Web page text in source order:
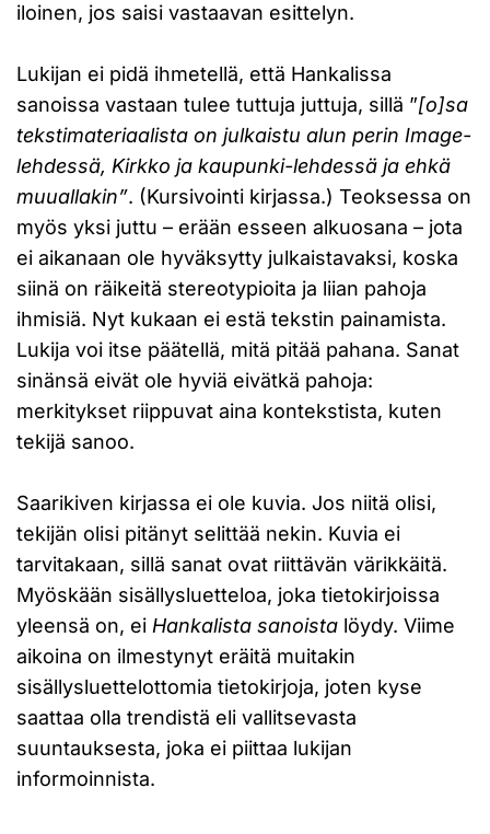
iloinen, jos saisi vastaavan esittelyn.
Lukijan ei pidä ihmetellä, että Hankalissa
sanoissa vastaan tulee tuttuja juttuja, sillä ”[o]sa
tekstimateriaalista on julkaistu alun perin Image-
lehdessä, Kirkko ja kaupunki-lehdessä ja ehkä
muuallakin”. (Kursivointi kirjassa.) Teoksessa on
myös yksi juttu – erään esseen alkuosana – jota
ei aikanaan ole hyväksytty julkaistavaksi, koska
siinä on räikeitä stereotypioita ja liian pahoja
ihmisiä. Nyt kukaan ei estä tekstin painamista.
Lukija voi itse päätellä, mitä pitää pahana. Sanat
sinänsä eivät ole hyviä eivätkä pahoja:
merkitykset riippuvat aina kontekstista, kuten
tekijä sanoo.
Saarikiven kirjassa ei ole kuvia. Jos niitä olisi,
tekijän olisi pitänyt selittää nekin. Kuvia ei
tarvitakaan, sillä sanat ovat riittävän värikkäitä.
Myöskään sisällysluetteloa, joka tietokirjoissa
yleensä on, ei Hankalista sanoista löydy. Viime
aikoina on ilmestynyt eräitä muitakin
sisällysluettelottomia tietokirjoja, joten kyse
saattaa olla trendistä eli vallitsevasta
suuntauksesta, joka ei piittaa lukijan
informoinnista.